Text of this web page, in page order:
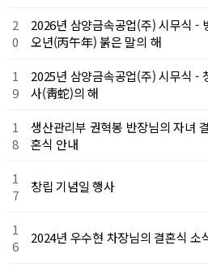
2
0
2026년 삼양금속공업(주) 시무식 -
오년(丙午年) 붉은 말의 해
1
9
2025년 삼양금속공업(주) 시무식 -
사(靑蛇)의 해
1
8
생산관리부 권혁봉 반장님의 자녀 결
혼식 안내
1
7
창립 기념일 행사
1
6
2024년 우수현 차장님의 결혼식 소